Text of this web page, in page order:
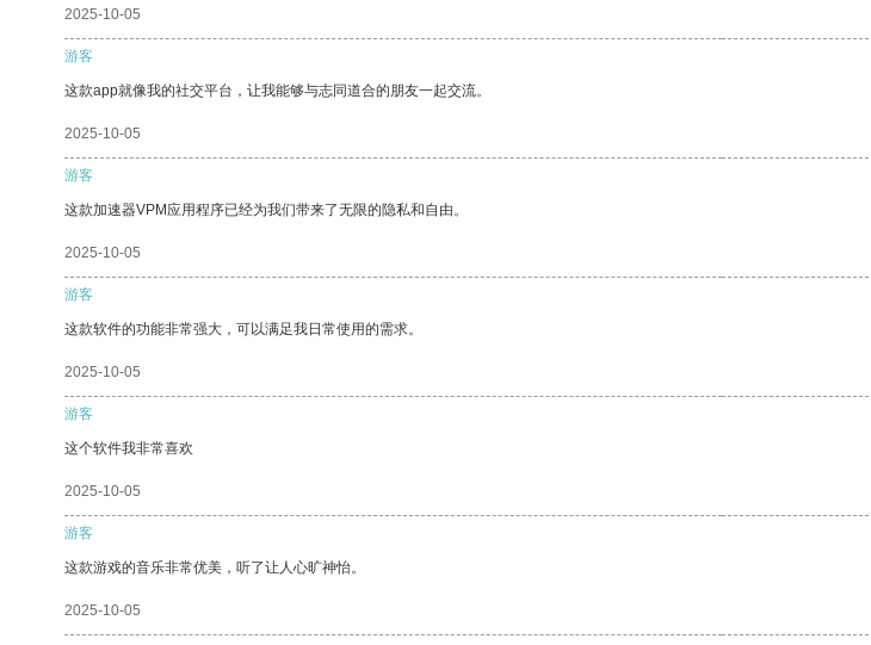
2025-10-05
游客
这款app就像我的社交平台，让我能够与志同道合的朋友一起交流。
2025-10-05
游客
这款加速器VPM应用程序已经为我们带来了无限的隐私和自由。
2025-10-05
游客
这款软件的功能非常强大，可以满足我日常使用的需求。
2025-10-05
游客
这个软件我非常喜欢
2025-10-05
游客
这款游戏的音乐非常优美，听了让人心旷神怡。
2025-10-05